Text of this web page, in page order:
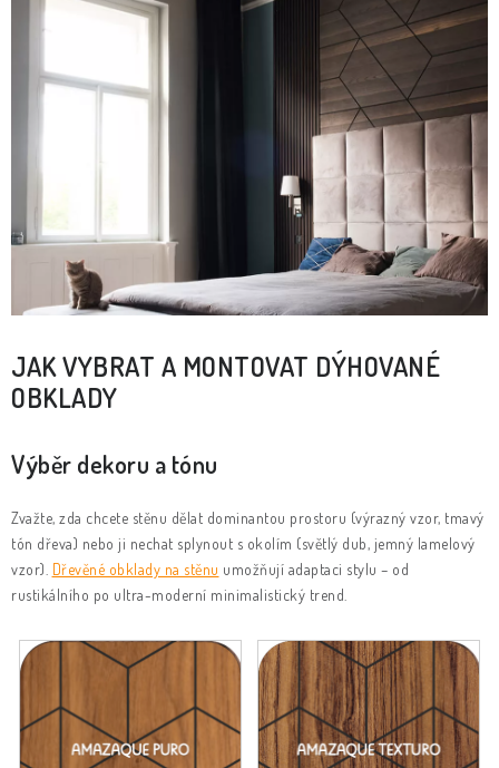
JAK VYBRAT A MONTOVAT DÝHOVANÉ
OBKLADY
Výběr dekoru a tónu
Zvažte, zda chcete stěnu dělat dominantou prostoru (výrazný vzor, tmavý
tón dřeva) nebo ji nechat splynout s okolím (světlý dub, jemný lamelový
vzor). Dřevěné obklady na stěnu umožňují adaptaci stylu – od
rustikálního po ultra-moderní minimalistický trend.